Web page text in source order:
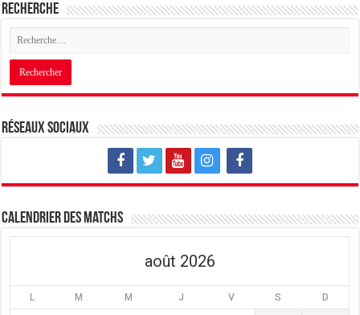
Recherche
Réseaux sociaux
Calendrier des matchs
août 2026
L M M J V S D